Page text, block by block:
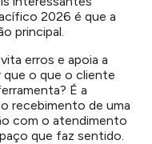
2026 é que a
principal.
erros e apoia a
que o que o cliente
É a
recebimento de uma
com o atendimento
que faz sentido.